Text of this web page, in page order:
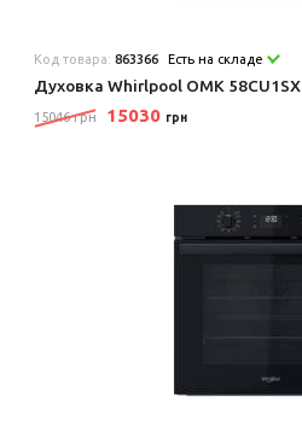
Код товара:863366 Есть на складе
Духовка Whirlpool OMK 58CU1SX
15046 грн 15030 грн